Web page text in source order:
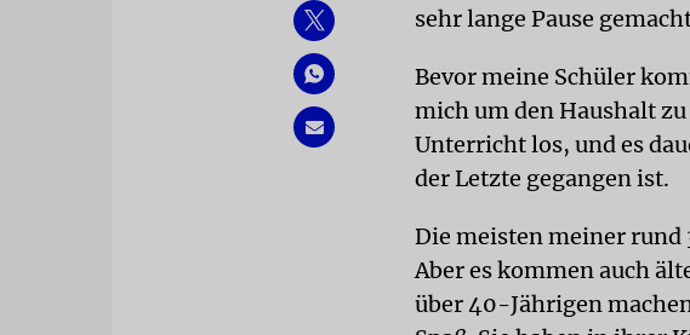
sehr lange Pause
Bevor meine Schüler
mich um den Haushalt
Unterricht los, und es
der Letzte gegangen ist.
Die meisten meiner rund
Aber es kommen auch
über 40-Jährigen